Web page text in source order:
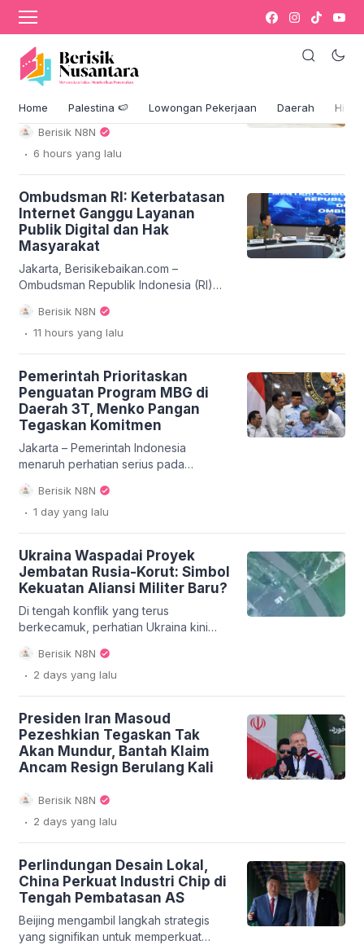
Home Palestina 🍉 Lowongan Pekerjaan Daerah
Blog & Berita
Jangan Lahap 6 Makanan Ini
Sebelum Oral Sex dengan
Berisik N8N
. 6 hours yang lalu
Ombudsman RI: Keterbatasan
Internet Ganggu Layanan
Publik Digital dan Hak
Masyarakat
Jakarta, Berisikebaikan.com –
Ombudsman Republik Indonesia (RI)
menyoroti secara serius persoalan
keterbatasan internet yang masih
melanda sejumlah daerah di Indonesia.
yang semakin masif, tetapi juga
berdampak langsung terhadap
pemenuhan hak masyarakat untuk
mendapatkan pelayanan yang setara
dan berkualitas. Dalam era digitalisasi
saat ini, akses internet menjadi […]
Berisik N8N
. 11 hours yang lalu
Pemerintah Prioritaskan
Penguatan Program MBG di
Daerah 3T, Menko Pangan
Tegaskan Komitmen
Jakarta – Pemerintah Indonesia
menaruh perhatian serius pada
peningkatan kesejahteraan masyarakat
di wilayah Terdepan, Terluar, dan
Tertinggal (3T). Melalui Kementerian
untuk memprioritaskan penguatan
program MBG di daerah 3T. Menteri
Koordinator (Menko) Bidang Pangan
Zulkifli Hasan menyatakan bahwa
langkah strategis sedang disiapkan
untuk memastikan program ini berjalan
efektif dan merata. […]
Berisik N8N
. 1 day yang lalu
Ukraina Waspadai Proyek
Jembatan Rusia-Korut: Simbol
Kekuatan Aliansi Militer Baru?
Di tengah konflik yang terus
berkecamuk, perhatian Ukraina kini
tertuju pada sebuah pengembangan
infrastruktur yang jauh dari garis depan
pertempuran mereka: pembangunan
sedang dibangun di wilayah terpencil
perbatasan kedua negara, di atas
Sungai Tumen. Kyiv mengekspresikan
kekhawatiran serius bahwa jembatan ini
bukan hanya proyek sipil biasa,
melainkan sebuah […]
Berisik N8N
. 2 days yang lalu
Presiden Iran Masoud
Pezeshkian Tegaskan Tak
Akan Mundur, Bantah Klaim
Ancam Resign Berulang Kali
Berisik N8N
. 2 days yang lalu
Perlindungan Desain Lokal,
China Perkuat Industri Chip di
Tengah Pembatasan AS
Beijing mengambil langkah strategis
yang signifikan untuk memperkuat